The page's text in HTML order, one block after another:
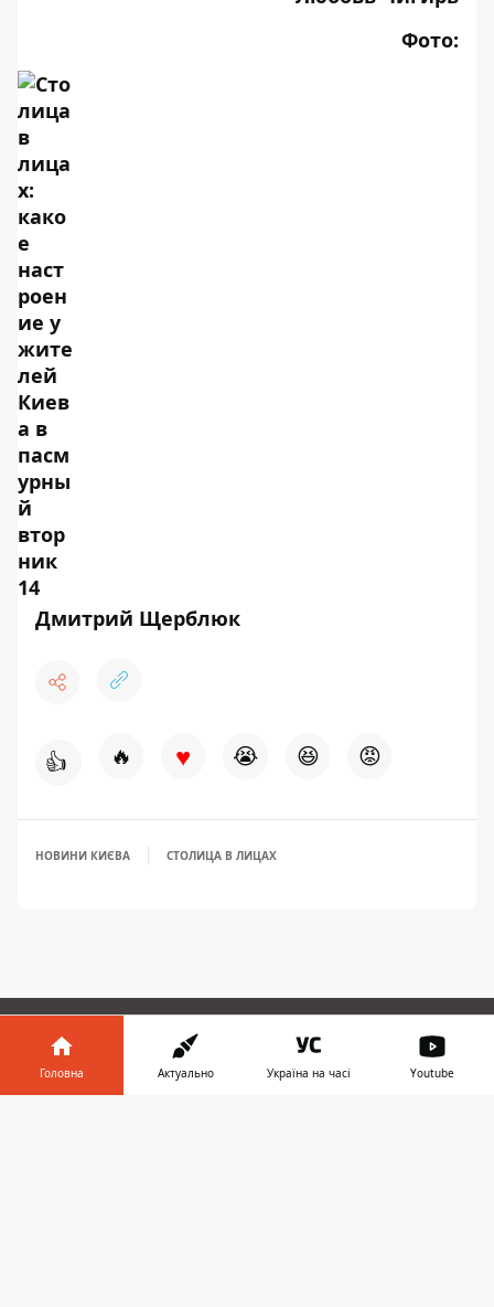
Фото:
Дмитрий Щерблюк
👍 🔥 ♥ 😭 😆 😡
НОВИНИ КИЄВА СТОЛИЦА В ЛИЦАХ
ЗАПРОПОНУВАТИ НОВИНУ
Головна Актуально Україна на часі Youtube